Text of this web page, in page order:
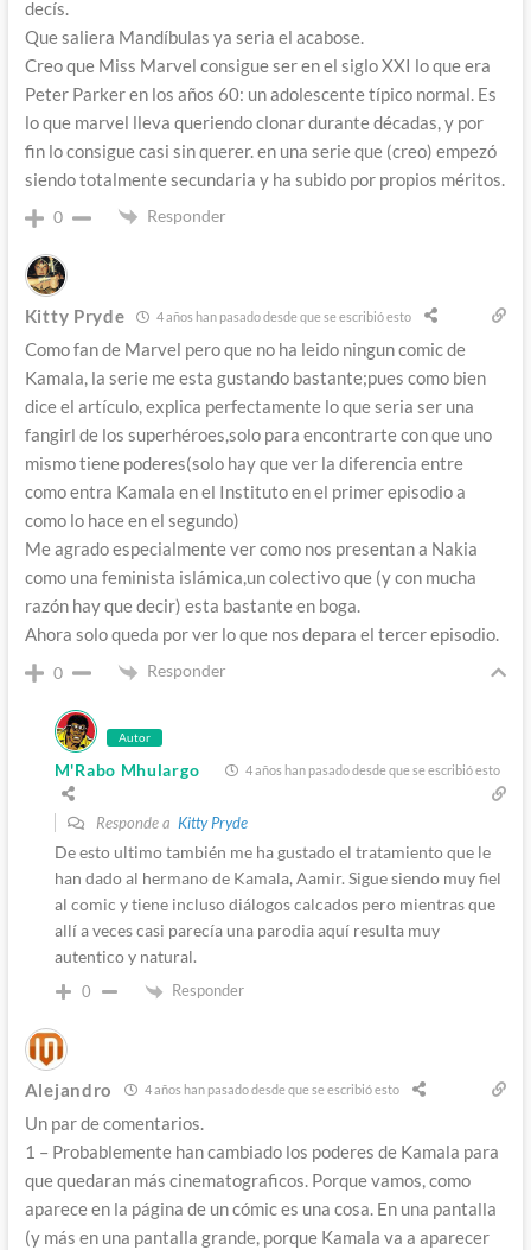
decís.
Que saliera Mandíbulas ya seria el acabose.
Creo que Miss Marvel consigue ser en el siglo XXI lo que era
Peter Parker en los años 60: un adolescente típico normal. Es
lo que marvel lleva queriendo clonar durante décadas, y por
fin lo consigue casi sin querer. en una serie que (creo) empezó
siendo totalmente secundaria y ha subido por propios méritos.
0 Responder
Kitty Pryde 4 años han pasado desde que se escribió esto
Como fan de Marvel pero que no ha leido ningun comic de
Kamala, la serie me esta gustando bastante;pues como bien
dice el artículo, explica perfectamente lo que seria ser una
fangirl de los superhéroes,solo para encontrarte con que uno
mismo tiene poderes(solo hay que ver la diferencia entre
como entra Kamala en el Instituto en el primer episodio a
como lo hace en el segundo)
Me agrado especialmente ver como nos presentan a Nakia
como una feminista islámica,un colectivo que (y con mucha
razón hay que decir) esta bastante en boga.
Ahora solo queda por ver lo que nos depara el tercer episodio.
0 Responder
Autor
M'Rabo Mhulargo 4 años han pasado desde que se escribió esto
Responde a Kitty Pryde
De esto ultimo también me ha gustado el tratamiento que le
han dado al hermano de Kamala, Aamir. Sigue siendo muy fiel
al comic y tiene incluso diálogos calcados pero mientras que
allí a veces casi parecía una parodia aquí resulta muy
autentico y natural.
0 Responder
Alejandro 4 años han pasado desde que se escribió esto
Un par de comentarios.
1 – Probablemente han cambiado los poderes de Kamala para
que quedaran más cinematograficos. Porque vamos, como
aparece en la página de un cómic es una cosa. En una pantalla
(y más en una pantalla grande, porque Kamala va a aparecer